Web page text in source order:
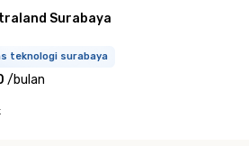
Surabaya
teknologi surabaya
/bulan